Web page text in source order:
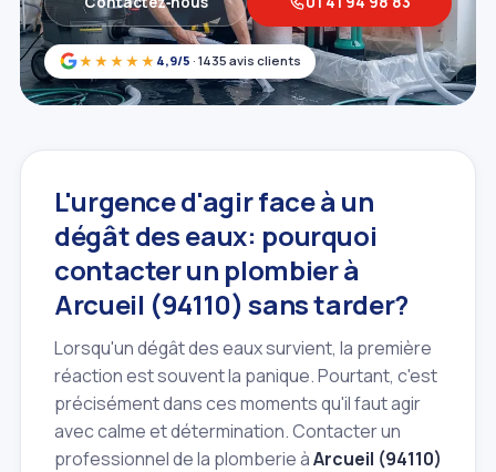
★★★★★ 4,9/5 · 1435 avis clients
L'urgence d'agir face à un
dégât des eaux: pourquoi
contacter un plombier à
Arcueil (94110) sans tarder?
Lorsqu'un dégât des eaux survient, la première
réaction est souvent la panique. Pourtant, c'est
précisément dans ces moments qu'il faut agir
avec calme et détermination. Contacter un
professionnel de la plomberie àArcueil (94110)